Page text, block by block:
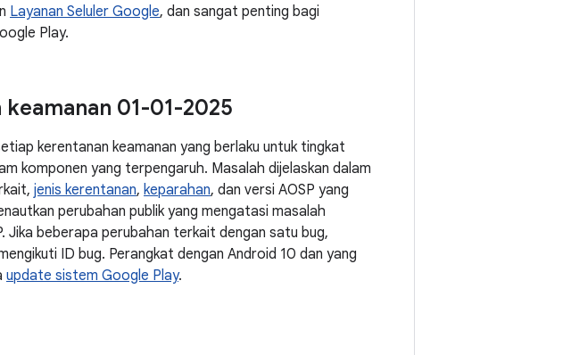
Layanan Seluler Google, dan sangat penting bagi
Play.
01-01-2025
kerentanan keamanan yang berlaku untuk tingkat
komponen yang terpengaruh. Masalah dijelaskan dalam
jenis kerentanan, keparahan, dan versi AOSP yang
perubahan publik yang mengatasi masalah
beberapa perubahan terkait dengan satu bug,
ID bug. Perangkat dengan Android 10 dan yang
update sistem Google Play.